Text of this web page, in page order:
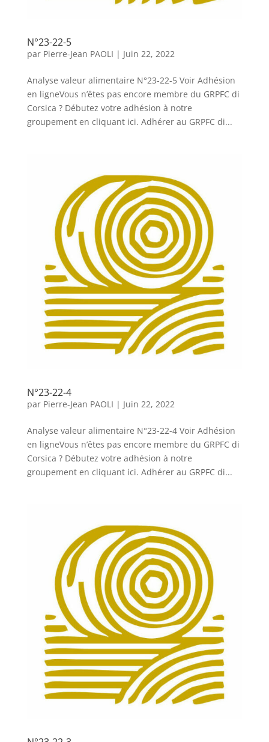
N°23-22-5
par Pierre-Jean PAOLI | Juin 22, 2022
Analyse valeur alimentaire N°23-22-5 Voir Adhésion
en ligneVous n’êtes pas encore membre du GRPFC di
Corsica ? Débutez votre adhésion à notre
groupement en cliquant ici. Adhérer au GRPFC di...
N°23-22-4
par Pierre-Jean PAOLI | Juin 22, 2022
Analyse valeur alimentaire N°23-22-4 Voir Adhésion
en ligneVous n’êtes pas encore membre du GRPFC di
Corsica ? Débutez votre adhésion à notre
groupement en cliquant ici. Adhérer au GRPFC di...